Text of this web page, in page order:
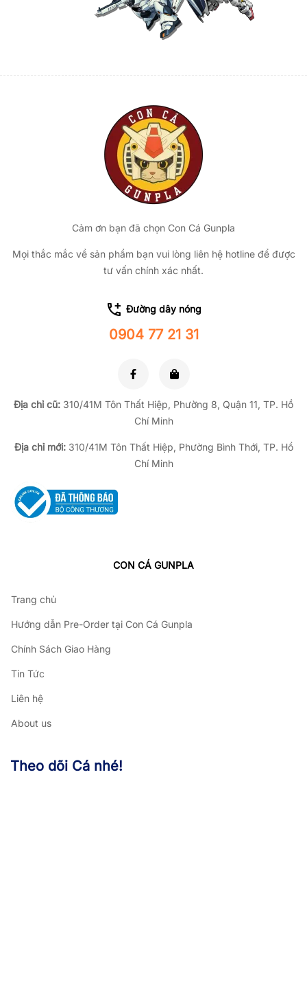
Cảm ơn bạn đã chọn Con Cá Gunpla
Mọi thắc mắc về sản phẩm bạn vui lòng liên hệ hotline để được
tư vấn chính xác nhất.
Đường dây nóng
0904 77 21 31
Địa chỉ cũ: 310/41M Tôn Thất Hiệp, Phường 8, Quận 11, TP. Hồ
Chí Minh
Địa chỉ mới:310/41M Tôn Thất Hiệp, Phường Bình Thới, TP. Hồ
Chí Minh
CON CÁ GUNPLA
Trang chủ
Hướng dẫn Pre-Order tại Con Cá Gunpla
Chính Sách Giao Hàng
Tin Tức
Liên hệ
About us
Theo dõi Cá nhé!